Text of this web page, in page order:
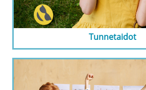
Tunnetaidot